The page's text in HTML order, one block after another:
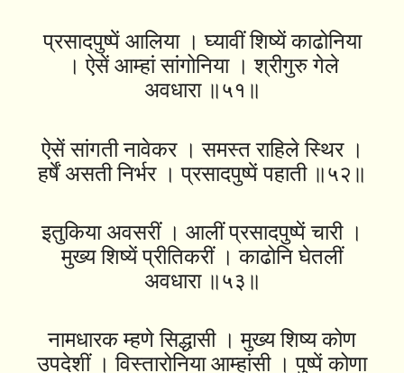
प्रसादपुष्पें आलिया । घ्यावीं शिष्यें काढोनिया
। ऐसें आम्हां सांगोनिया । श्रीगुरु गेले
अवधारा ॥५१॥
ऐसें सांगती नावेकर । समस्त राहिले स्थिर ।
हर्षें असती निर्भर । प्रसादपुष्पें पहाती ॥५२॥
इतुकिया अवसरीं । आलीं प्रसादपुष्पें चारी ।
मुख्य शिष्यें प्रीतिकरीं । काढोनि घेतलीं
अवधारा ॥५३॥
नामधारक म्हणे सिद्धासी । मुख्य शिष्य कोण
उपदेशीं । विस्तारोनिया आम्हांसी । पुष्पें कोणा